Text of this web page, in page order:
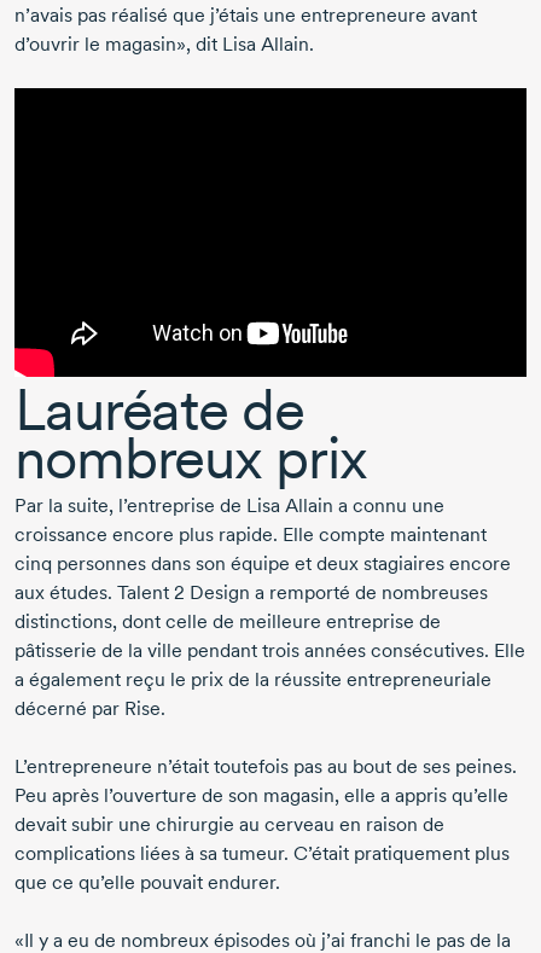
n’avais pas réalisé que j’étais une entrepreneure avant
d’ouvrir le magasin», dit Lisa Allain.
Lauréate de
nombreux prix
Par la suite, l’entreprise de Lisa Allain a connu une
croissance encore plus rapide. Elle compte maintenant
cinq personnes dans son équipe et deux stagiaires encore
aux études. Talent 2 Design a remporté de nombreuses
distinctions, dont celle de meilleure entreprise de
pâtisserie de la ville pendant trois années consécutives. Elle
a également reçu le prix de la réussite entrepreneuriale
décerné par Rise.
L’entrepreneure n’était toutefois pas au bout de ses peines.
Peu après l’ouverture de son magasin, elle a appris qu’elle
devait subir une chirurgie au cerveau en raison de
complications liées à sa tumeur. C’était pratiquement plus
que ce qu’elle pouvait endurer.
«Il y a eu de nombreux épisodes où j’ai franchi le pas de la